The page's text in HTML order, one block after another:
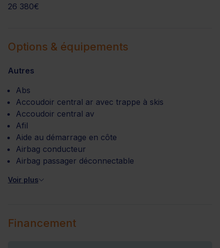
26 380€
Options & équipements
Autres
Abs
Accoudoir central ar avec trappe à skis
Accoudoir central av
Afil
Aide au démarrage en côte
Airbag conducteur
Airbag passager déconnectable
Voir plus
Financement